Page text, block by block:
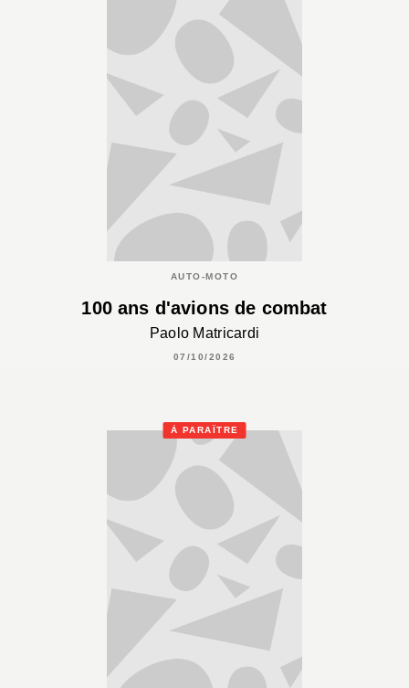
AUTO-MOTO
100 ans d'avions de combat
Paolo Matricardi
07/10/2026
À PARAÎTRE